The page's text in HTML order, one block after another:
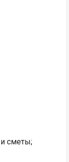
и сметы;